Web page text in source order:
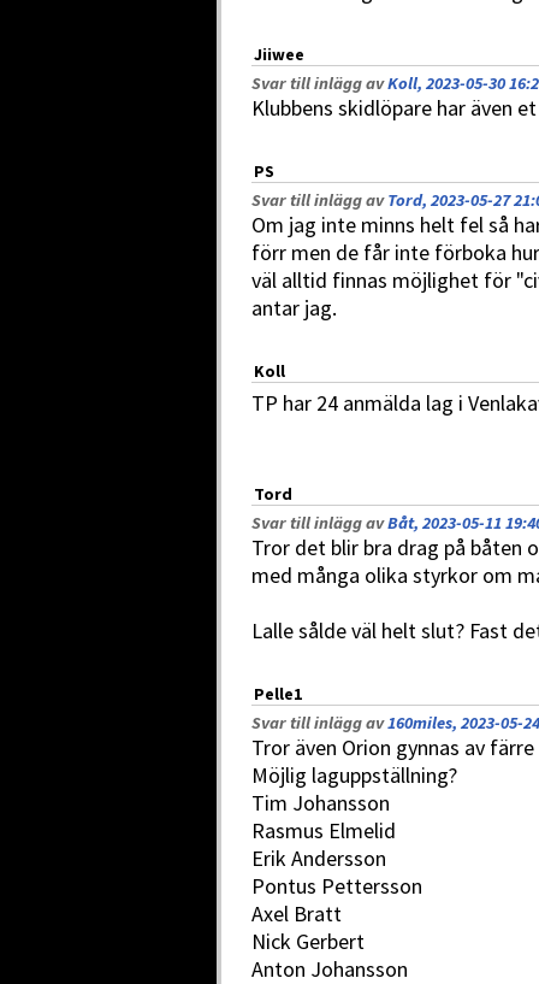
Jiiwee
Svar till inlägg avKoll, 2023-05-30
Klubbens skidlöpare har även
PS
Svar till inlägg avTord, 2023-05-27
Om jag inte minns helt fel så
förr men de får inte förboka
väl alltid finnas möjlighet för
antar jag.
Koll
TP har 24 anmälda lag i
Tord
Svar till inlägg avBåt, 2023-05-11
Tror det blir bra drag på
med många olika styrkor om
Lalle sålde väl helt slut? Fast
Pelle1
Svar till inlägg av160miles, 2023-05-
Tror även Orion gynnas av
Möjlig laguppställning?
Tim Johansson
Rasmus Elmelid
Erik Andersson
Pontus Pettersson
Axel Bratt
Nick Gerbert
Anton Johansson